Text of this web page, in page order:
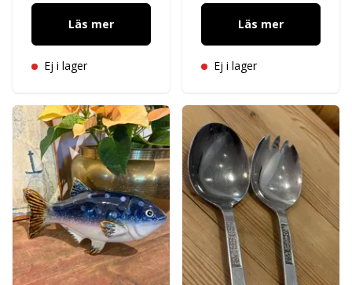
Läs mer
Ej i lager
Läs mer
Ej i lager